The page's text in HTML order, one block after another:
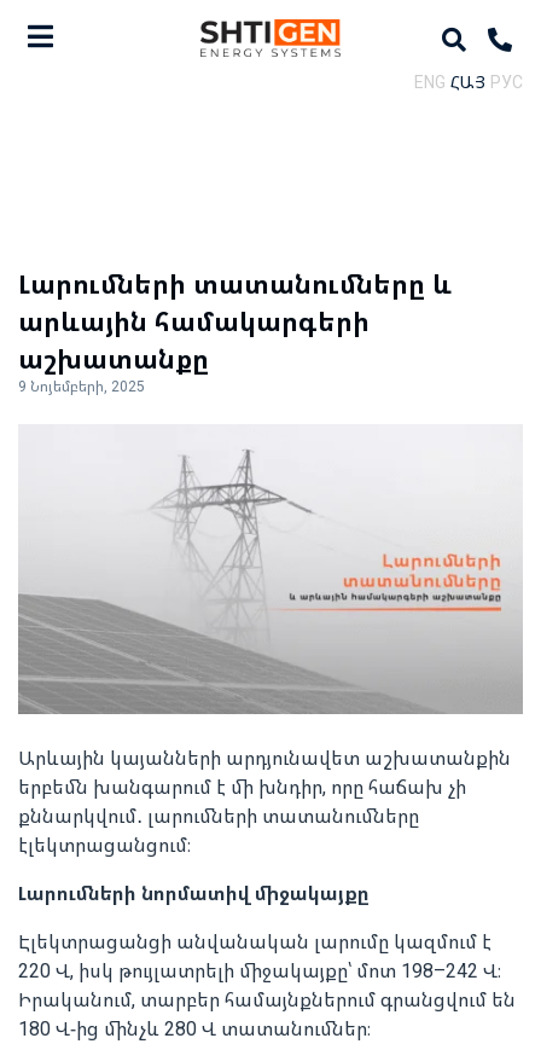
ENG ՀԱՅ РУС
Լարումների տատանումները և
արևային համակարգերի
աշխատանքը
9 Նոյեմբերի, 2025
Արևային կայանների արդյունավետ աշխատանքին
երբեմն խանգարում է մի խնդիր, որը հաճախ չի
քննարկվում․ լարումների տատանումները
էլեկտրացանցում։
Լարումների նորմատիվ միջակայքը
Էլեկտրացանցի անվանական լարումը կազմում է
220 Վ, իսկ թույլատրելի միջակայքը՝ մոտ 198–242 Վ։
Իրականում, տարբեր համայնքներում գրանցվում են
180 Վ-ից մինչև 280 Վ տատանումներ։